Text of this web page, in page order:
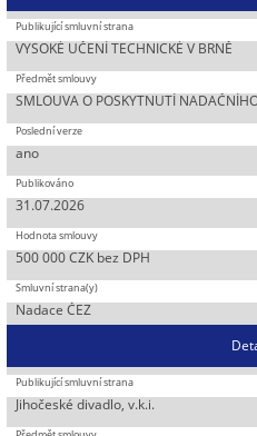
VYSOKÉ UČENÍ TECHNICKÉ V BRNĚ
SMLOUVA O POSKYTNUTÍ
ano
31.07.2026
500 000 CZK bez DPH
Nadace ČEZ
Jihočeské divadlo, v.k.i.